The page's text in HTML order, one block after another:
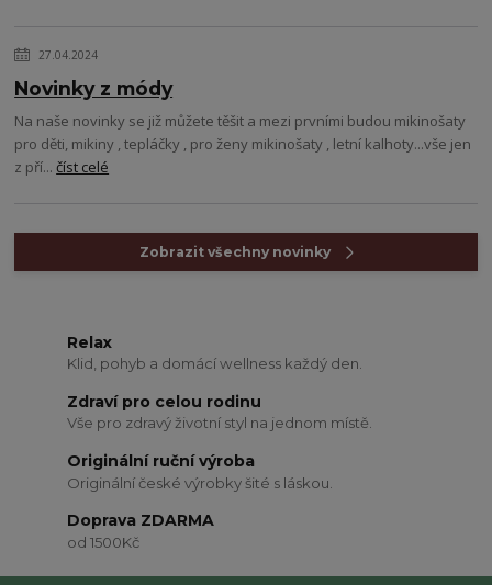
27.04.2024
Novinky z módy
Na naše novinky se již můžete těšit a mezi prvními budou mikinošaty
pro děti, mikiny , tepláčky , pro ženy mikinošaty , letní kalhoty...vše jen
z pří...číst celé
Zobrazit všechny novinky
Relax
Klid, pohyb a domácí wellness každý den.
Zdraví pro celou rodinu
Vše pro zdravý životní styl na jednom místě.
Originální ruční výroba
Originální české výrobky šité s láskou.
Doprava ZDARMA
od 1500Kč